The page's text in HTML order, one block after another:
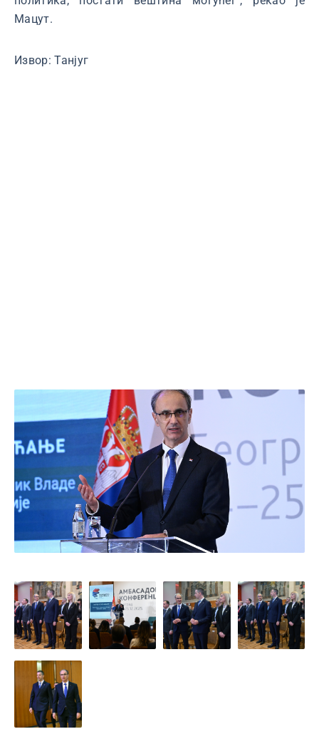
Мацут.
Извор: Танјуг